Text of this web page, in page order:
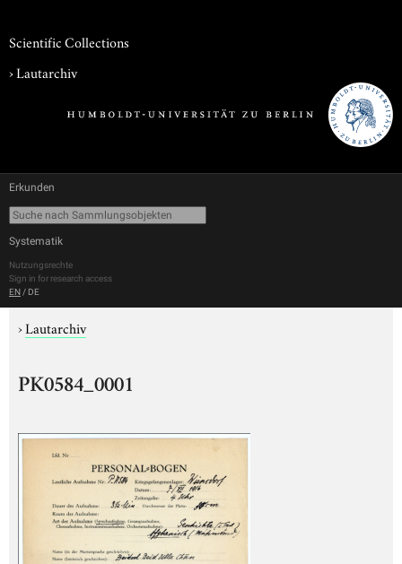
Scientific Collections
›Lautarchiv
Erkunden
Systematik
Nutzungsrechte
Sign in for research access
EN / DE
›Lautarchiv
PK0584_0001